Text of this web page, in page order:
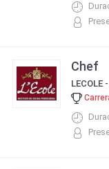
Chef